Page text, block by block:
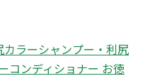
カラーシャンプー・利尻
コンディショナー お徳